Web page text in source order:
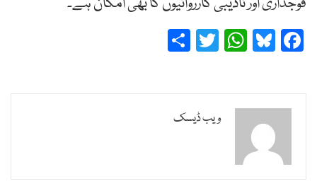
Facebook
Bluesky
WhatsApp
Twitter
ویب ڈیسک